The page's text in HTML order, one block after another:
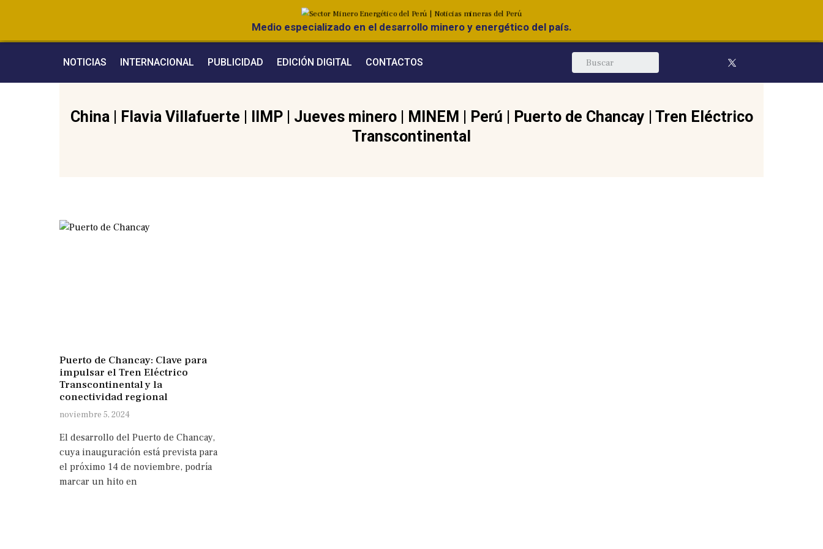
Medio especializado en el desarrollo minero y energético del país.
NOTICIAS INTERNACIONAL PUBLICIDAD EDICIÓN DIGITAL CONTACTOS
China| Flavia Villafuerte IIMP| Jueves minero| MINEM Perú Puerto de Chancay
Tren Eléctrico
Transcontinental
Puerto de Chancay: Clave para
impulsar el Tren Eléctrico
Transcontinental y la
conectividad regional
noviembre 5, 2024
El desarrollo del Puerto de Chancay,
cuya inauguración está prevista para
el próximo 14 de noviembre, podría
marcar un hito en